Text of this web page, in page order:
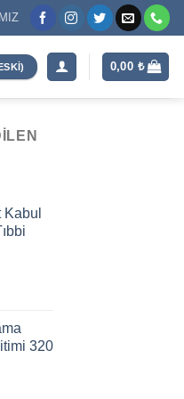
0,00 ₺
Kabul
320